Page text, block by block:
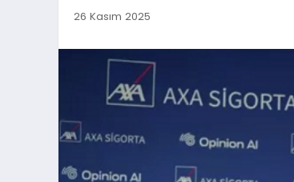
26 Kasım 2025